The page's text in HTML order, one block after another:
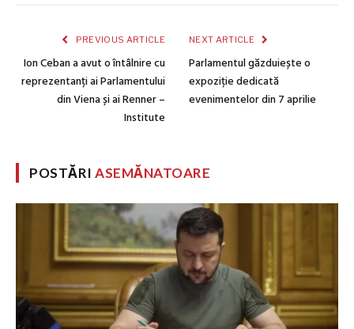
PREVIOUS ARTICLE
Ion Ceban a avut o întâlnire cu
reprezentanți ai Parlamentului
din Viena și ai Renner –
Institute
NEXT ARTICLE
Parlamentul găzduiește o
expoziție dedicată
evenimentelor din 7 aprilie
POSTĂRIASEMĂNATOARE